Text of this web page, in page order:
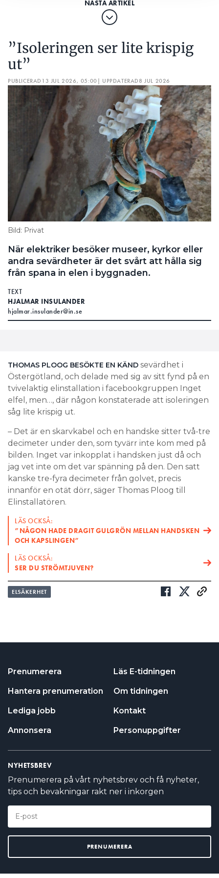
”Isoleringen ser lite krispig
ut”
PUBLICERAD 13 JUL 2026, 05:00 | UPPDATERAD8 JUL 2026
Bild: Privat
När elektriker besöker museer, kyrkor eller
andra sevärdheter är det svårt att hålla sig
från spana in elen i byggnaden.
TEXT
HJALMAR INSULANDER
hjalmar.insulander@in.se
THOMAS PLOOG BESÖKTE EN KÄND sevärdhet i
Östergötland, och delade med sig av sitt fynd på en
tvivelaktig elinstallation i facebookgruppen Inget
elfel, men…, där någon konstaterade att isoleringen
såg lite krispig ut.
– Det är en skarvkabel och en handske sitter två-tre
decimeter under den, som tyvärr inte kom med på
bilden. Inget var inkopplat i handsken just då och
jag vet inte om det var spänning på den. Den satt
kanske tre-fyra decimeter från golvet, precis
innanför en otät dörr, säger Thomas Ploog till
Elinstallatören.
LÄS OCKSÅ:
”NÅGON HADE DRAGIT GULGRÖN MELLAN HANDSKEN
OCH KAPSLINGEN”
LÄS OCKSÅ:
SER DU STRÖMTJUVEN?
ELSÄKERHET
Prenumerera
Hantera prenumeration
Lediga jobb
Annonsera
Läs E-tidningen
Om tidningen
Kontakt
Personuppgifter
NYHETSBREV
Prenumerera på vårt nyhetsbrev och få nyheter,
tips och bevakningar rakt ner i inkorgen